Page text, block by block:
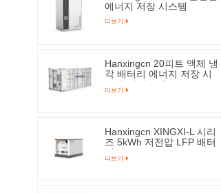
에너지 저장 시스템
더보기
Hanxingcn 20피트 액체 냉
각 배터리 에너지 저장 시
스템 컨테이너
더보기
Hanxingcn XINGXI-L 시리
즈 5kWh 저전압 LFP 배터
리
더보기